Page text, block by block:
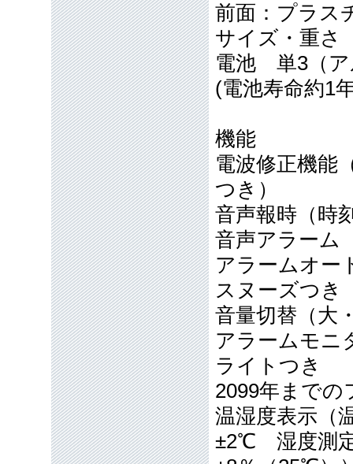
前面：プラス
サイズ・重
電池 単3（
(電池寿命約
機能
電波修正機能
つき）
音声報時（時
音声アラーム
アラームオー
スヌーズつき
音量切替（大
アラームモニ
ライトつき
2099年までの
温湿度表示（
±2℃ 湿度測